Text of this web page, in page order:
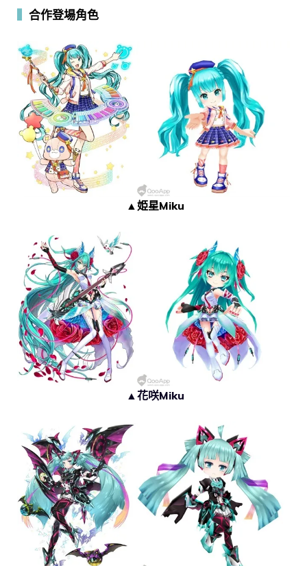
合作登場角色
▲姫星Miku
▲花咲Miku